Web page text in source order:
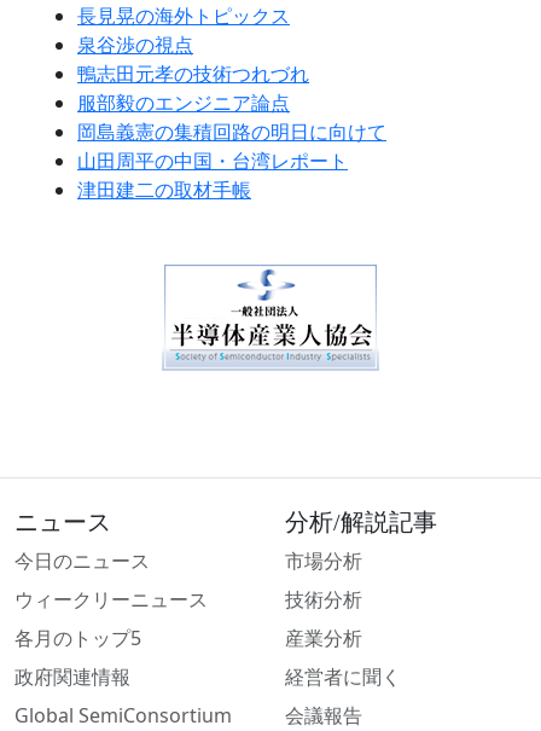
長見晃の海外トピックス
泉谷渉の視点
鴨志田元孝の技術つれづれ
服部毅のエンジニア論点
岡島義憲の集積回路の明日に向けて
山田周平の中国・台湾レポート
津田建二の取材手帳
ニュース
今日のニュース
ウィークリーニュース
各月のトップ5
政府関連情報
Global SemiConsortium
分析/解説記事
市場分析
技術分析
産業分析
経営者に聞く
会議報告